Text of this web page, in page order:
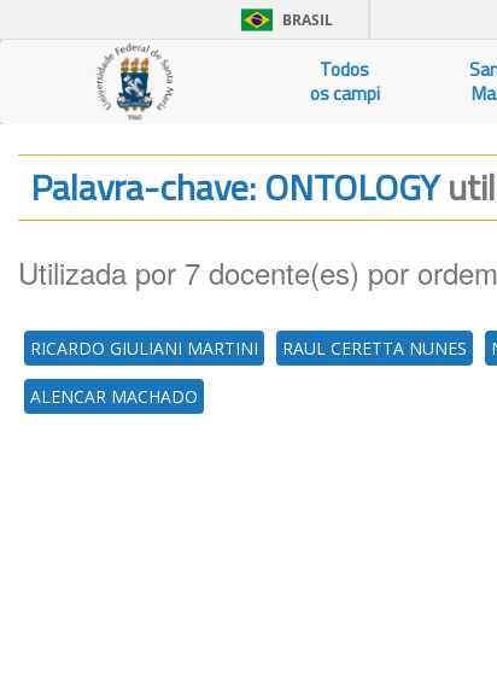
BRASIL
Todos
os campi
Palavra-chave: ONTOLOGY
Utilizada por 7 docente(es) por
RICARDO GIULIANI MARTINI RAUL CERETTA NUNES
ALENCAR MACHADO